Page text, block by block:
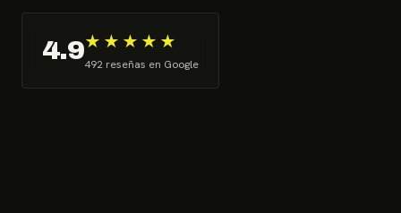
4.9★★★★★
492 reseñas en Google